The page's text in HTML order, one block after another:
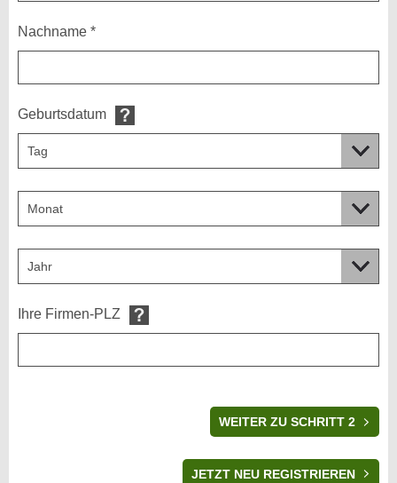
Nachname *
Geburtsdatum
Ihre Firmen-PLZ
WEITER ZU SCHRITT 2